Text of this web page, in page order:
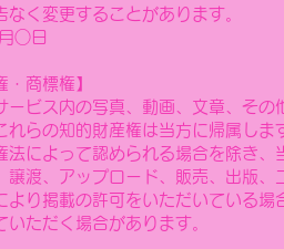
なく変更することがあります。
○日
・商標権】
ービス内の写真、動画、文章、そ
れらの知的財産権は当方に帰属し
法によって認められる場合を除き
譲渡、アップロード、販売、出版、
より掲載の許可をいただいている
いただく場合があります。